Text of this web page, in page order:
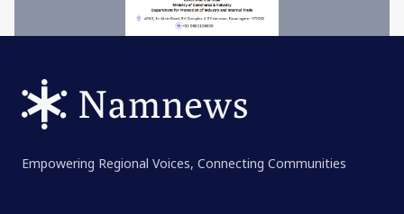
Empowering Regional Voices, Connecting Communities